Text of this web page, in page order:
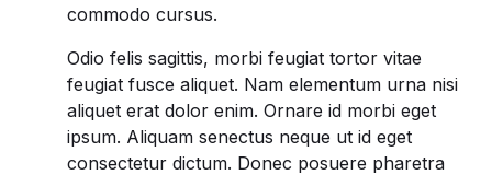
commodo cursus.
Odio felis sagittis, morbi feugiat tortor vitae
feugiat fusce aliquet. Nam elementum urna nisi
aliquet erat dolor enim. Ornare id morbi eget
ipsum. Aliquam senectus neque ut id eget
consectetur dictum. Donec posuere pharetra